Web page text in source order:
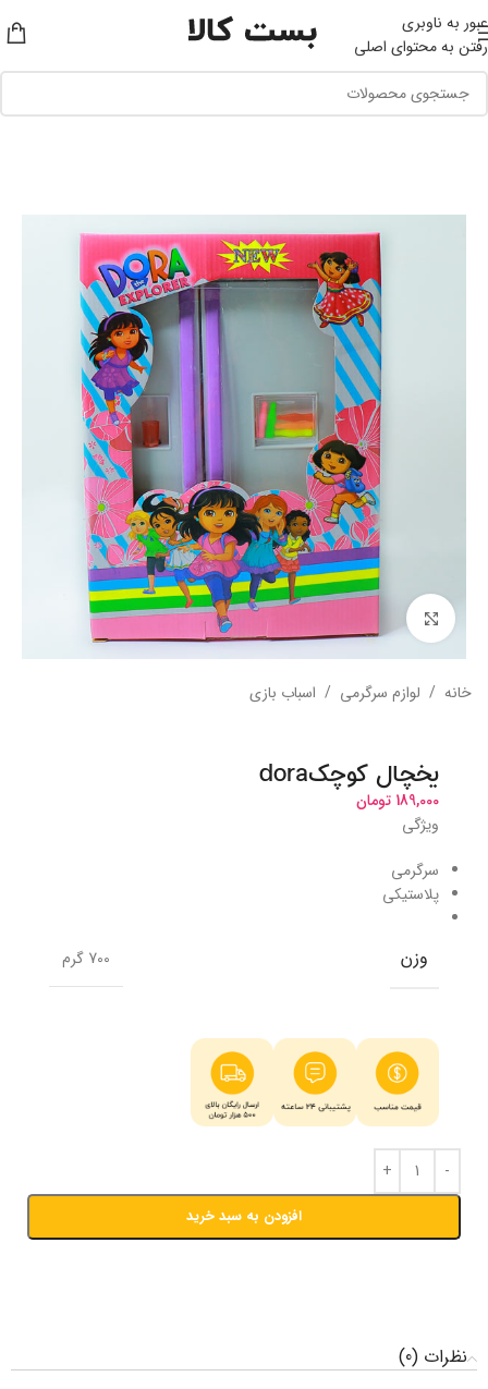
عبور به ناوبری
رفتن به محتوای اصلی
بزرگنمایی تصویر
خانه / لوازم سرگرمی / اسباب بازی
یخچال کوچکdora
189,000 تومان
ویژگی
سرگرمی
پلاستیکی
وزن 700 گرم
افزودن به سبد خرید
نظرات (0)